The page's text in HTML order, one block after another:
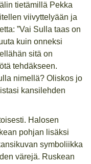
tietämillä Pekka
viivyttelyään ja
”Vai Sulla taas on
kuin onneksi
sitä on
tehdäkseen.
nimellä? Oliskos jo
kansilehden
Halosen
pohjan lisäksi
symboliikka
värejä. Ruskean